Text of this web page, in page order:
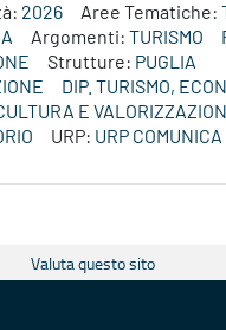
2026 Aree Tematiche:
Argomenti: TURISMO
Strutture: PUGLIA
DIP. TURISMO,
E
URP: URP COMUNICA
Valuta questo sito